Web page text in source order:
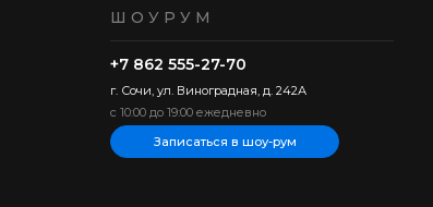
ШОУРУМ
+7 862 555-27-70
г. Сочи, ул. Виноградная, д. 242А
с 10:00 до 19:00 ежедневно
Записаться в шоу-рум